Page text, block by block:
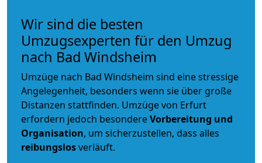
Wir sind die besten
Umzugsexperten für den Umzug
nach Bad Windsheim
Umzüge nach Bad Windsheim sind eine stressige
Angelegenheit, besonders wenn sie über große
Distanzen stattfinden. Umzüge von Erfurt
erfordern jedoch besondereVorbereitung und
Organisation, um sicherzustellen, dass alles
reibungslosverläuft.